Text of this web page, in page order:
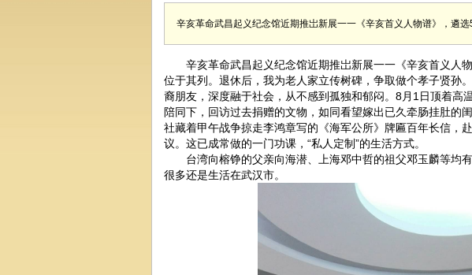
辛亥革命武昌起义纪念馆近期推岀新展一一《辛亥首义人物谱》，遴选
辛亥革命武昌起义纪念馆近期推岀新展一一《辛亥首义人
位于其列。退休后，我为老人家立传树碑，争取做个孝子贤孙
裔朋友，深度融于社会，从不感到孤独和郁闷。8月1日顶着高
陪同下，回访过去捐赠的文物，如同看望嫁出已久牵肠挂肚的
社藏着甲午战争掠走李鸿章写的《海军公所》牌匾百年长信，
议。这已成常做的一门功课，“私人定制”的生活方式。
台湾向榕铮的父亲向海潜、上海邓中哲的祖父邓玉麟等均有
很多还是生活在武汉市。